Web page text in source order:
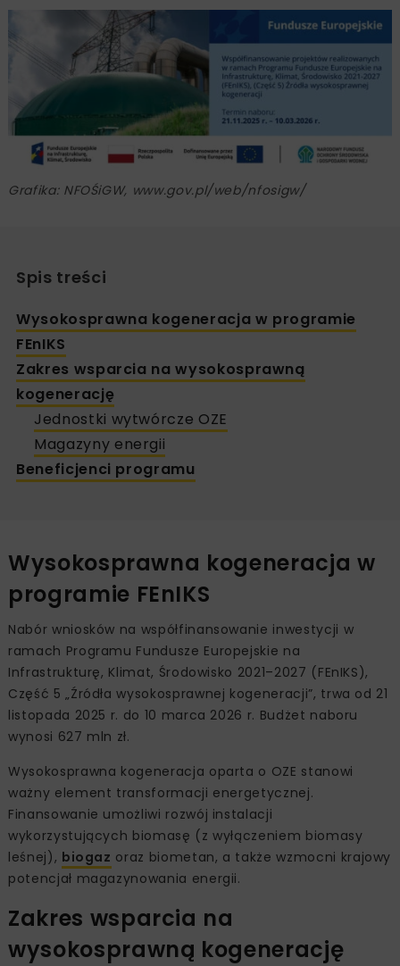
Grafika: NFOŚiGW, www.gov.pl/web/nfosigw/
Spis treści
Wysokosprawna kogeneracja w programie
FEnIKS
Zakres wsparcia na wysokosprawną
kogenerację
Jednostki wytwórcze OZE
Magazyny energii
Beneficjenci programu
Wysokosprawna kogeneracja w
programie FEnIKS
Nabór wniosków na współfinansowanie inwestycji w
ramach Programu Fundusze Europejskie na
Infrastrukturę, Klimat, Środowisko 2021–2027 (FEnIKS),
Część 5 „Źródła wysokosprawnej kogeneracji”, trwa od 21
listopada 2025 r. do 10 marca 2026 r. Budżet naboru
wynosi 627 mln zł.
Wysokosprawna kogeneracja oparta o OZE stanowi
ważny element transformacji energetycznej.
Finansowanie umożliwi rozwój instalacji
wykorzystujących biomasę (z wyłączeniem biomasy
leśnej), biogaz oraz biometan, a także wzmocni krajowy
potencjał magazynowania energii.
Zakres wsparcia na
wysokosprawną kogenerację